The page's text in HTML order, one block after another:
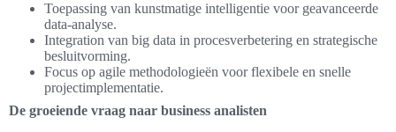
Toepassing van kunstmatige intelligentie voor geavanceerde
data-analyse.
Integration van big data in procesverbetering en strategische
besluitvorming.
Focus op agile methodologieën voor flexibele en snelle
projectimplementatie.
De groeiende vraag naar business analisten